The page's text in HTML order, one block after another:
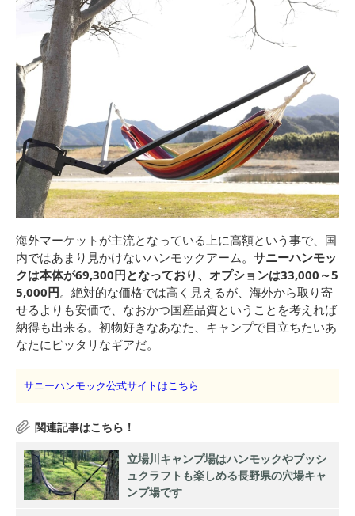
海外マーケットが主流となっている上に高額という事で、国
内ではあまり見かけないハンモックアーム。 サニーハンモッ
クは本体が69,300円となっており、オプションは33,000～5
5,000円。絶対的な価格では高く見えるが、海外から取り寄
せるよりも安価で、なおかつ国産品質ということを考えれば
納得も出来る。初物好きなあなた、キャンプで目立ちたいあ
なたにピッタリなギアだ。
サニーハンモック公式サイトはこちら
立場川キャンプ場はハンモックやブッシ
ュクラフトも楽しめる長野県の穴場キャ
ンプ場です